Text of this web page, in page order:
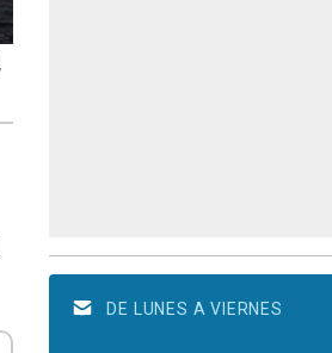
DE LUNES A VIERNES